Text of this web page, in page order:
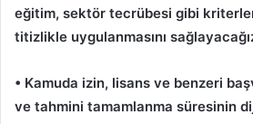
eğitim, sektör tecrübesi gibi
titizlikle uygulanmasını
• Kamuda izin, lisans ve benzeri
ve tahmini tamamlanma süresinin